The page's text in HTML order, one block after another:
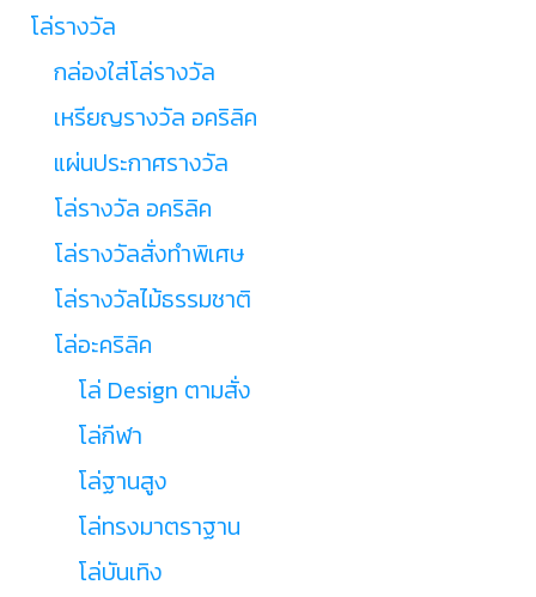
โล่รางวัล
กล่องใส่โล่รางวัล
เหรียญรางวัล อคริลิค
แผ่นประกาศรางวัล
โล่รางวัล อคริลิค
โล่รางวัลสั่งทำพิเศษ
โล่รางวัลไม้ธรรมชาติ
โล่อะคริลิค
โล่ Design ตามสั่ง
โล่กีฬา
โล่ฐานสูง
โล่ทรงมาตราฐาน
โล่บันเทิง